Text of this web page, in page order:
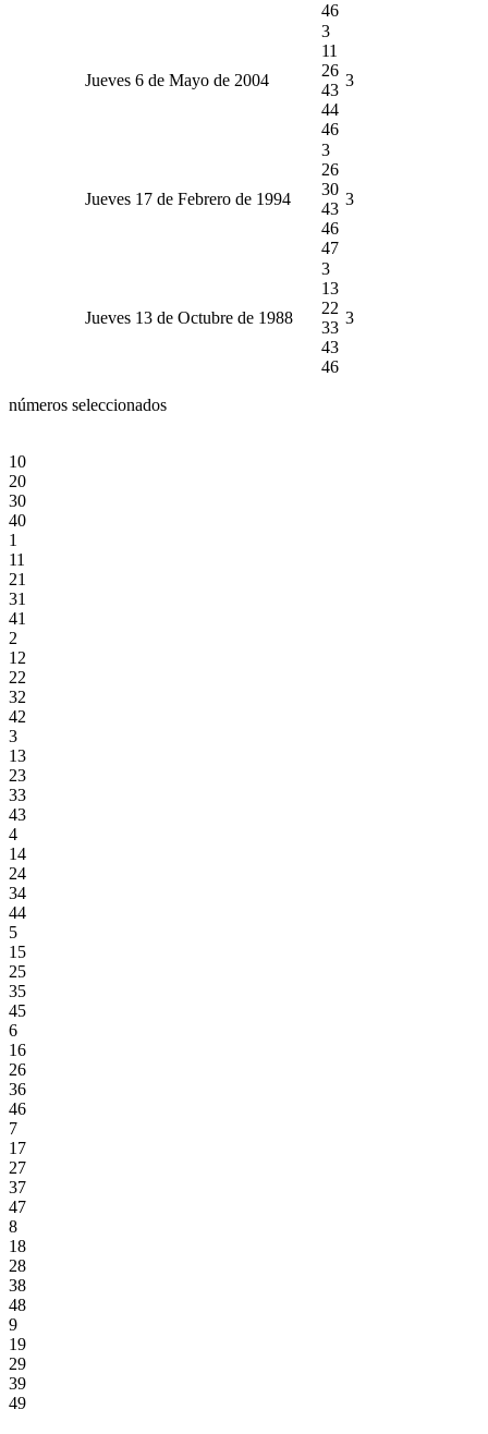
46
Jueves 6 de Mayo de 2004
3
11
26
43
44
46
3
Jueves 17 de Febrero de 1994
3
26
30
43
46
47
3
Jueves 13 de Octubre de 1988
3
13
22
33
43
46
3
números seleccionados
10
20
30
40
1
11
21
31
41
2
12
22
32
42
3
13
23
33
43
4
14
24
34
44
5
15
25
35
45
6
16
26
36
46
7
17
27
37
47
8
18
28
38
48
9
19
29
39
49